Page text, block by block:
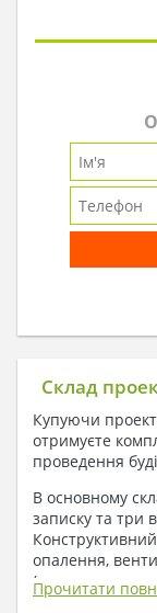
Склад
Купуючи
отримуєте
проведення
В основному
записку та три
опалення,
( купується за
Прочитати